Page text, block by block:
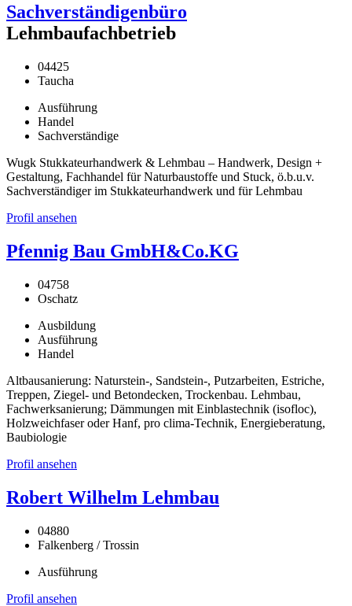
Sachverständigenbüro
Lehmbaufachbetrieb
04425
Taucha
Ausführung
Handel
Sachverständige
Wugk Stukkateurhandwerk & Lehmbau – Handwerk, Design +
Gestaltung, Fachhandel für Naturbaustoffe und Stuck, ö.b.u.v.
Sachverständiger im Stukkateurhandwerk und für Lehmbau
Profil ansehen
Pfennig Bau GmbH&Co.KG
04758
Oschatz
Ausbildung
Ausführung
Handel
Altbausanierung: Naturstein-, Sandstein-, Putzarbeiten, Estriche,
Treppen, Ziegel- und Betondecken, Trockenbau. Lehmbau,
Fachwerksanierung; Dämmungen mit Einblastechnik (isofloc),
Holzweichfaser oder Hanf, pro clima-Technik, Energieberatung,
Baubiologie
Profil ansehen
Robert Wilhelm Lehmbau
04880
Falkenberg / Trossin
Ausführung
Profil ansehen